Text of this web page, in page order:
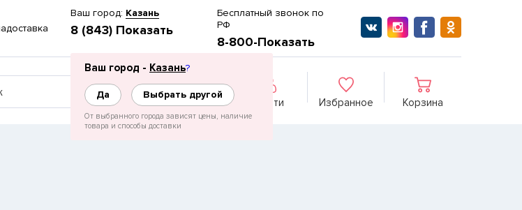
Ваш город: Казань
Ваш город - Казань?
Да Выбрать другой
От выбранного города зависят цены, наличие
товара и способы доставки
8 (843) Показать
Бесплатный звонок по
РФ
8-800-Показать
Войти Избранное Корзина